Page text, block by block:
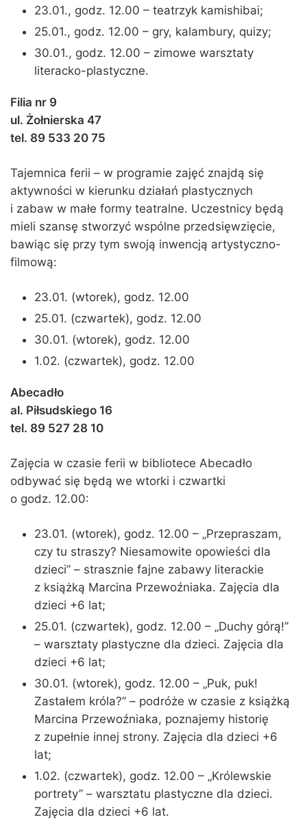
23.01., godz. 12.00 – teatrzyk kamishibai;
25.01., godz. 12.00 – gry, kalambury, quizy;
30.01., godz. 12.00 – zimowe warsztaty
literacko-plastyczne.
Filia nr 9
ul. Żołnierska 47
tel. 89 533 20 75
Tajemnica ferii – w programie zajęć znajdą się
aktywności w kierunku działań plastycznych
i zabaw w małe formy teatralne. Uczestnicy będą
mieli szansę stworzyć wspólne przedsięwzięcie,
bawiąc się przy tym swoją inwencją artystyczno-
filmową:
23.01. (wtorek), godz. 12.00
25.01. (czwartek), godz. 12.00
30.01. (wtorek), godz. 12.00
1.02. (czwartek), godz. 12.00
Abecadło
al. Piłsudskiego 16
tel. 89 527 28 10
Zajęcia w czasie ferii w bibliotece Abecadło
odbywać się będą we wtorki i czwartki
o godz. 12.00:
23.01. (wtorek), godz. 12.00 – „Przepraszam,
czy tu straszy? Niesamowite opowieści dla
dzieci” – strasznie fajne zabawy literackie
z książką Marcina Przewoźniaka. Zajęcia dla
dzieci +6 lat;
25.01. (czwartek), godz. 12.00 – „Duchy górą!”
– warsztaty plastyczne dla dzieci. Zajęcia dla
dzieci +6 lat;
30.01. (wtorek), godz. 12.00 – „Puk, puk!
Zastałem króla?” – podróże w czasie z książką
Marcina Przewoźniaka, poznajemy historię
z zupełnie innej strony. Zajęcia dla dzieci +6
lat;
1.02. (czwartek), godz. 12.00 – „Królewskie
portrety” – warsztatu plastyczne dla dzieci.
Zajęcia dla dzieci +6 lat.